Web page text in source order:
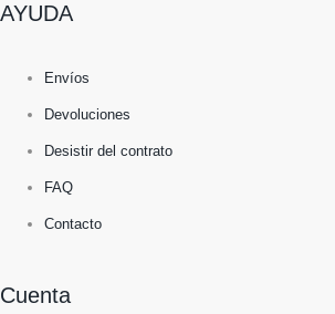
AYUDA
Envíos
Devoluciones
Desistir del contrato
FAQ
Contacto
Cuenta